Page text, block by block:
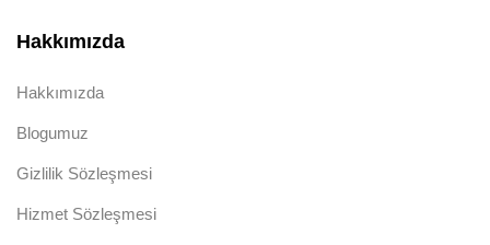
Hakkımızda
Hakkımızda
Blogumuz
Gizlilik Sözleşmesi
Hizmet Sözleşmesi